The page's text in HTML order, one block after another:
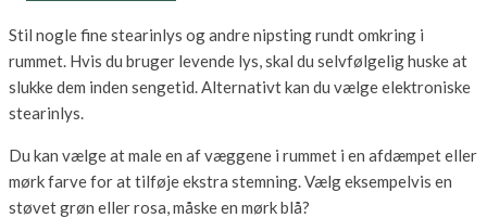
Stil nogle fine stearinlys og andre nipsting rundt omkring i
rummet. Hvis du bruger levende lys, skal du selvfølgelig huske at
slukke dem inden sengetid. Alternativt kan du vælge elektroniske
stearinlys.
Du kan vælge at male en af væggene i rummet i en afdæmpet eller
mørk farve for at tilføje ekstra stemning. Vælg eksempelvis en
støvet grøn eller rosa, måske en mørk blå?